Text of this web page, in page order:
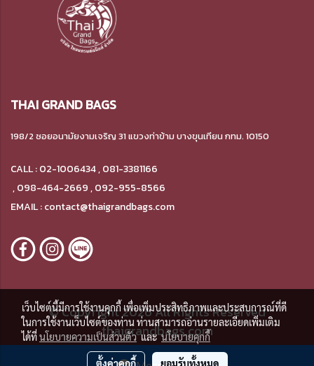
THAI GRAND BAGS
198/2 ซอยอนามัยงามเจริญ 31 แขวงท่าข้าม บางขุนเทียน กทม. 10150
CALL : 02-1006434 , 081-3381166
,098-464-2669 , 092-955-8566
EMAIL : contact@thaigrandbags.com
© Copyright 2026 All Rights Reserved
thaigrandbags.com
ผู้เข้าชมวันนี้ 591
เว็บไซต์นี้มีการใช้งานคุกกี้ เพื่อเพิ่มประสิทธิภาพและประสบการณ์ที่ดี
ในการใช้งานเว็บไซต์ของท่าน ท่านสามารถอ่านรายละเอียดเพิ่มเติม
ได้ที่นโยบายความเป็นส่วนตัวและนโยบายคุกกี้
ตั้งค่าคุกกี้ ยอมรับทั้งหมด